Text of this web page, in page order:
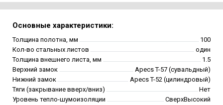
Основные характеристики:
Толщина полотна, мм
100
Кол-во стальных листов
один
Толщина внешнего листа, мм
1.5
Верхний замок
Apecs T-57 (сувальдный)
Нижний замок
Apecs T-52 (цилиндровый)
Тяги (закрывание вверх/вниз)
Нет
Уровень тепло-шумоизоляции
СверхВысокий